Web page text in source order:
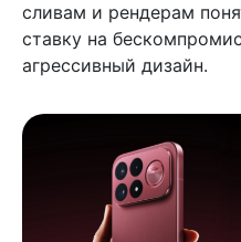
сливам и рендерам
ставку на
агрессивный дизайн.